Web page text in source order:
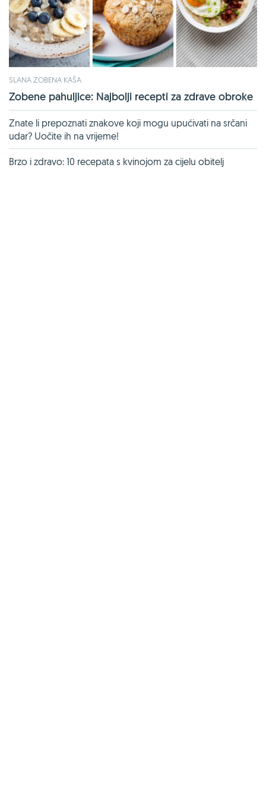
SLANA ZOBENA KAŠA
Zobene pahuljice: Najbolji recepti za zdrave obroke
Znate li prepoznati znakove koji mogu upućivati na srčani
udar? Uočite ih na vrijeme!
Brzo i zdravo: 10 recepata s kvinojom za cijelu obitelj